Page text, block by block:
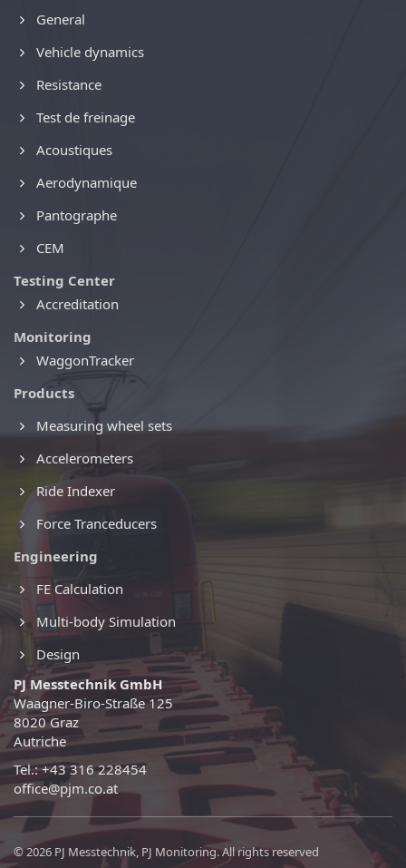
General
Vehicle dynamics
Resistance
Test de freinage
Acoustiques
Aerodynamique
Pantographe
CEM
Testing Center
Accreditation
Monitoring
WaggonTracker
Products
Measuring wheel sets
Accelerometers
Ride Indexer
Force Tranceducers
Engineering
FE Calculation
Multi-body Simulation
Design
PJ Messtechnik GmbH
Waagner-Biro-Straße 125
8020 Graz
Autriche
Tel.: +43 316 228454
office@pjm.co.at
© 2026 PJ Messtechnik, PJ Monitoring. All rights reserved